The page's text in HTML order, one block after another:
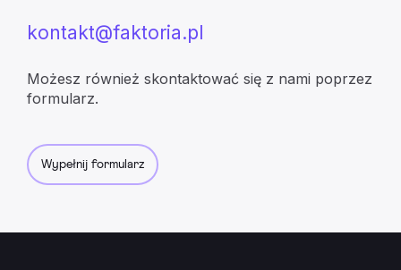
kontakt@faktoria.pl
Możesz również skontaktować się z nami poprzez
formularz.
Wypełnij formularz